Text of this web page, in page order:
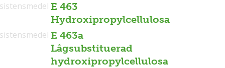
E 463
Hydroxipropylcellulosa
E 463a
Lågsubstituerad
hydroxipropylcellulosa